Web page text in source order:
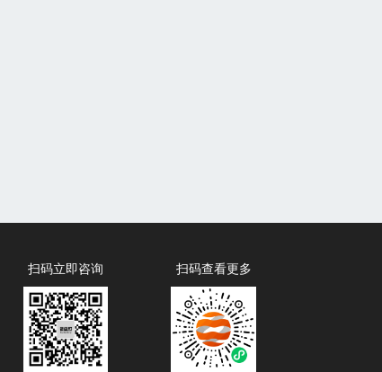
扫码立即咨询 扫码查看更多